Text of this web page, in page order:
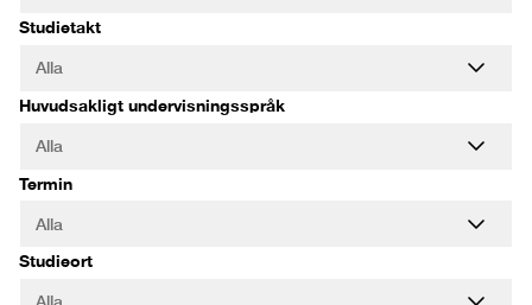
Studietakt
Huvudsakligt undervisningsspråk
Termin
Studieort